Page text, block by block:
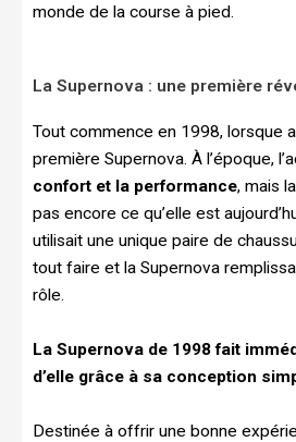
monde de la course à pied.
La Supernova : une première
Tout commence en 1998, lorsque a
première Supernova. À l’époque,
confort et la performance, mais
pas encore ce qu’elle est
utilisait une unique paire de
tout faire et la Supernova
rôle.
La Supernova de 1998 fait
d’elle grâce à sa conception
Destinée à offrir une bonne